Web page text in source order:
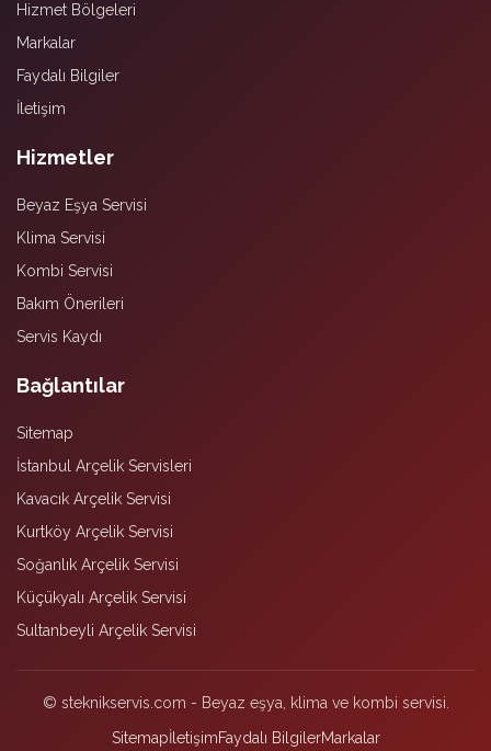
Hizmet Bölgeleri
Markalar
Faydalı Bilgiler
İletişim
Hizmetler
Beyaz Eşya Servisi
Klima Servisi
Kombi Servisi
Bakım Önerileri
Servis Kaydı
Bağlantılar
Sitemap
İstanbul Arçelik Servisleri
Kavacık Arçelik Servisi
Kurtköy Arçelik Servisi
Soğanlık Arçelik Servisi
Küçükyalı Arçelik Servisi
Sultanbeyli Arçelik Servisi
© steknikservis.com - Beyaz eşya, klima ve kombi servisi.
SitemapİletişimFaydalı BilgilerMarkalar